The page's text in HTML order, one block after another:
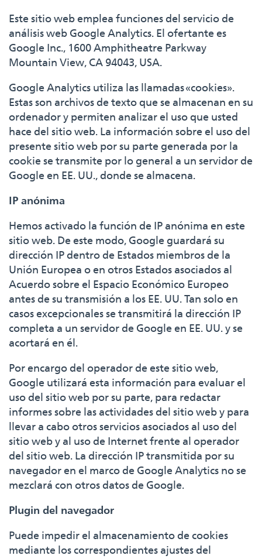
Este sitio web emplea funciones del servicio de
análisis web Google Analytics. El ofertante es
Google Inc., 1600 Amphitheatre Parkway
Mountain View, CA 94043, USA.
Google Analytics utiliza las llamadas «cookies».
Estas son archivos de texto que se almacenan en su
ordenador y permiten analizar el uso que usted
hace del sitio web. La información sobre el uso del
presente sitio web por su parte generada por la
cookie se transmite por lo general a un servidor de
Google en EE. UU., donde se almacena.
IP anónima
Hemos activado la función de IP anónima en este
sitio web. De este modo, Google guardará su
dirección IP dentro de Estados miembros de la
Unión Europea o en otros Estados asociados al
Acuerdo sobre el Espacio Económico Europeo
antes de su transmisión a los EE. UU. Tan solo en
casos excepcionales se transmitirá la dirección IP
completa a un servidor de Google en EE. UU. y se
acortará en él.
Por encargo del operador de este sitio web,
Google utilizará esta información para evaluar el
uso del sitio web por su parte, para redactar
informes sobre las actividades del sitio web y para
llevar a cabo otros servicios asociados al uso del
sitio web y al uso de Internet frente al operador
del sitio web. La dirección IP transmitida por su
navegador en el marco de Google Analytics no se
mezclará con otros datos de Google.
Plugin del navegador
Puede impedir el almacenamiento de cookies
mediante los correspondientes ajustes del